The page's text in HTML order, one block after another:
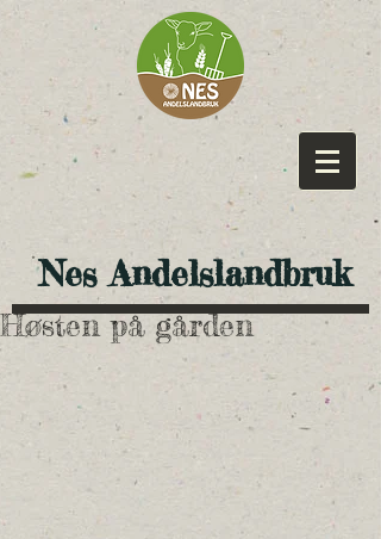
Andelslandbruk
Høsten på gården